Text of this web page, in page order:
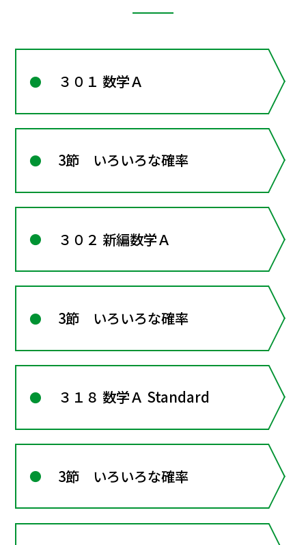
３０１ 数学Ａ
3節 いろいろな確率
３０２ 新編数学Ａ
3節 いろいろな確率
３１８ 数学Ａ Standard
3節 いろいろな確率